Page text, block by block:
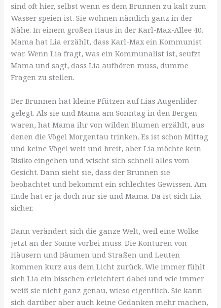
sind oft hier, selbst wenn es dem Brunnen zu kalt zum
Wasser speien ist. Sie wohnen nämlich ganz in der
Nähe. In einem großen Haus in der Karl-Max-Allee 40.
Mama hat Lia erzählt, dass Karl-Max ein Kommunist
war. Wenn Lia fragt, was ein Kommunalist ist, seufzt
Mama und sagt, dass Lia aufhören muss, dumme
Fragen zu stellen.
Der Brunnen hat kleine Pfützen auf Lias Augenlider
gelegt. Als sie und Mama am Sonntag in den Bergen
waren, hat Mama ihr von wilden Blumen erzählt, aus
denen die Vögel Morgentau trinken. Es ist schon Mittag
und keine Vögel weit und breit, aber Lia möchte kein
Risiko eingehen und wischt sich schnell alles vom
Gesicht. Dann sieht sie, dass der Brunnen sie
beobachtet und bekommt ein schlechtes Gewissen. Am
Ende hat er ja doch nur sie und Mama. Da ist sich Lia
sicher.
Dann verändert sich die ganze Welt, weil eine Wolke
jetzt an der Sonne vorbei muss. Die Konturen von
Häusern und Bäumen und Straßen und Leuten
kommen kurz aus dem Licht zurück. Wie immer fühlt
sich Lia ein bisschen erleichtert dabei und wie immer
weiß sie nicht ganz genau, wieso eigentlich. Sie kann
sich darüber aber auch keine Gedanken mehr machen,